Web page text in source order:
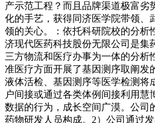
产示范工程？而且品牌渠道极富劣
化的手艺，获得同济医学院带领、
领的关心。：依托科研院校的分析
济现代医药科技股份无限公司是集
三方物流和医疗办事为一体的分析
准医疗方面开展了基因测序取阐发
液体活检、基因测序等医学检测将
户间接或通过各类体例间接利用慧
数据的行为，成长空间广漠。公司
药物研发人员构成。2）公司通过